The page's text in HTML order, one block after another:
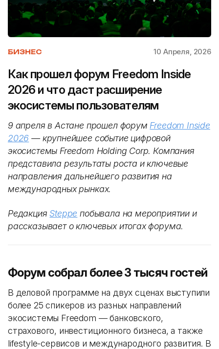
БИЗНЕС 10 Апреля, 2026
Как прошел форум Freedom Inside
2026 и что даст расширение
экосистемы пользователям
9 апреля в Астане прошел форум Freedom Inside
2026 — крупнейшее событие цифровой
экосистемы Freedom Holding Corp. Компания
представила результаты роста и ключевые
направления дальнейшего развития на
международных рынках.
Редакция Steppe побывала на мероприятии и
рассказывает о ключевых итогах форума.
Форум собрал более 3 тысяч гостей
В деловой программе на двух сценах выступили
более 25 спикеров из разных направлений
экосистемы Freedom — банковского,
страхового, инвестиционного бизнеса, а также
lifestyle-сервисов и международного развития. В